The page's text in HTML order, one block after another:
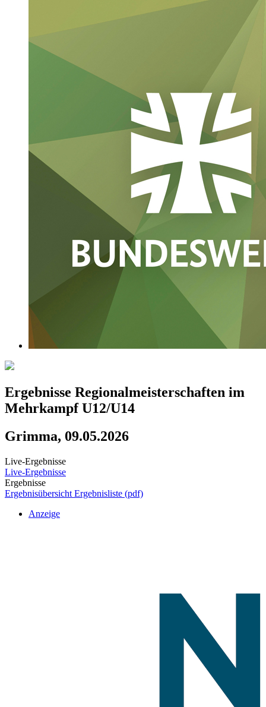
Ergebnisse Regionalmeisterschaften im
Mehrkampf U12/U14
Grimma, 09.05.2026
Live-Ergebnisse
Live-Ergebnisse
Ergebnisse
Ergebnisübersicht Ergebnisliste (pdf)
Anzeige